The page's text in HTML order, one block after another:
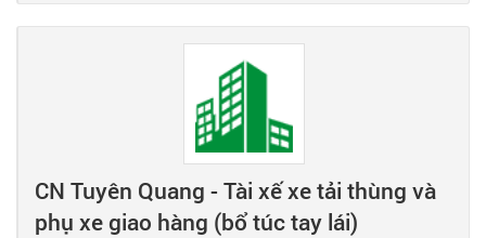
CN Tuyên Quang - Tài xế xe tải thùng và
phụ xe giao hàng (bổ túc tay lái)